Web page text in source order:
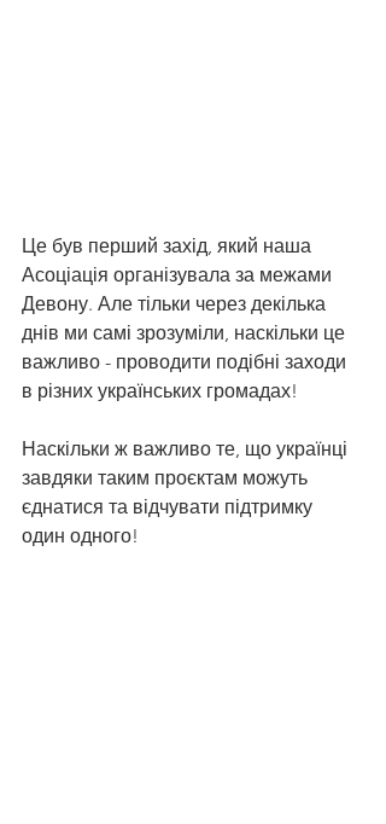
Це був перший захід, який наша
Асоціація організувала за межами
Девону. Але тільки через декілька
днів ми самі зрозуміли, наскільки це
важливо - проводити подібні заходи
в різних українських громадах!
Наскільки ж важливо те, що українці
завдяки таким проєктам можуть
єднатися та відчувати підтримку
один одного!